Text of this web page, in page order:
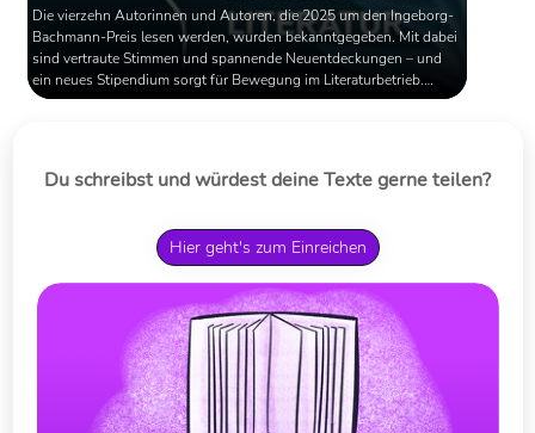
Die vierzehn Autorinnen und Autoren, die 2025 um den Ingeborg-
Bachmann-Preis lesen werden, wurden bekanntgegeben. Mit dabei
sind vertraute Stimmen und spannende Neuentdeckungen – und
ein neues Stipendium sorgt für Bewegung im Literaturbetrieb.
Klagenfurt bereitet sich auf die 49. Tage der deutschsprachigen
Du schreibst und würdest deine Texte gerne teilen?
Hier geht's zum Einreichen